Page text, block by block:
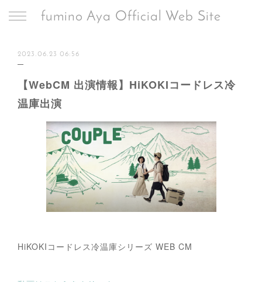
fumino Aya Official Web Site
2023.06.23 06:56
【WebCM 出演情報】HiKOKIコードレス冷
温庫出演
HiKOKIコードレス冷温庫シリーズ WEB CM